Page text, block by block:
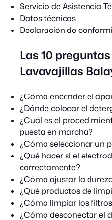
Servicio de Asistencia
Datos técnicos
Declaración de
Las 10
Lavavajillas
¿Cómo encender el
¿Dónde colocar el
¿Cuál es el
puesta en marcha?
¿Cómo seleccionar un
¿Qué hacer si el
correctamente?
¿Cómo ajustar la
¿Qué productos de
¿Cómo limpiar los
¿Cómo desconectar el